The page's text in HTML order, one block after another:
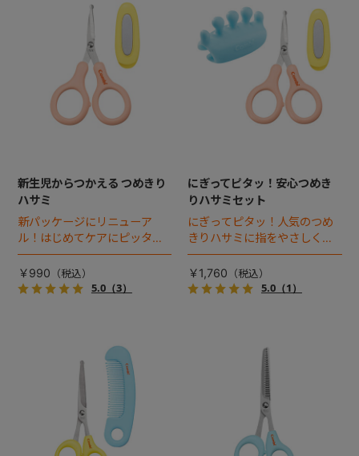
新生児からつかえる つめきり
ハサミ
新パッケージにリニューア
ル！はじめてケアにピッタリ
の、新生児からつかえるつめ
きりハサミ。
￥990
5.0（3）
にぎってピタッ！安心つめき
りハサミセット
にぎってピタッ！人気のつめ
きりハサミに指をやさしく固
定する“にぎってて”がプラス！
￥1,760
5.0（1）